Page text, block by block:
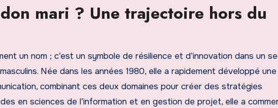
mari ? Une trajectoire hors du
un nom ; c’est un symbole de résilience et d’innovation dans un
Née dans les années 1980, elle a rapidement développé une
combinant ces deux domaines pour créer des stratégies
en sciences de l’information et en gestion de projet, elle a